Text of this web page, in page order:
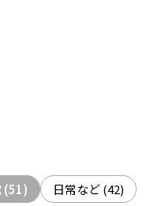
(51) 日常など(42)